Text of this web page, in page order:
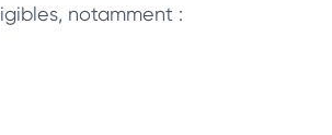
notamment :